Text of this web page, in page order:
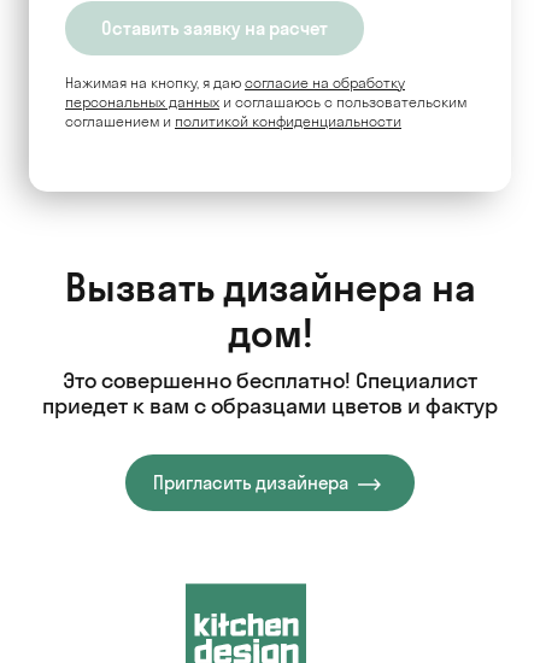
Нажимая на кнопку, я даю согласие на обработку
персональных данных и соглашаюсь c пользовательским
соглашением и политикой конфиденциальности
Вызвать дизайнера на
дом!
Это совершенно бесплатно! Специалист
приедет к вам с образцами цветов и фактур
Пригласить дизайнера